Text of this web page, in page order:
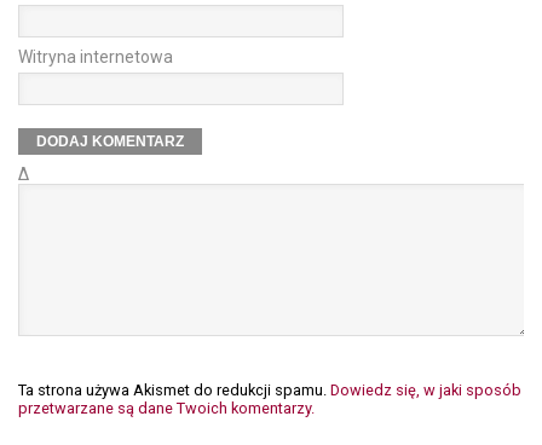
Witryna internetowa
Δ
Ta strona używa Akismet do redukcji spamu. Dowiedz się, w jaki sposób
przetwarzane są dane Twoich komentarzy.